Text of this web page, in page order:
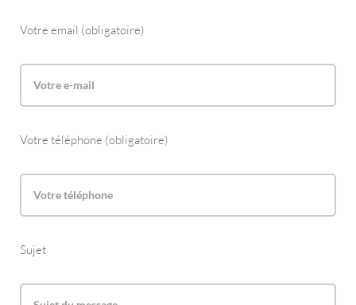
Votre email (obligatoire)
Votre téléphone (obligatoire)
Sujet